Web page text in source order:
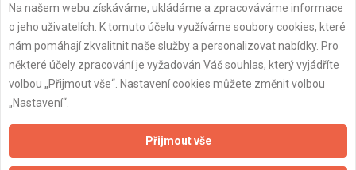
Aktualizováno z portálu ARES dne 01.01.2024 22:30:15
Naše firmy a řemeslníci
Zpracování a ochrana osobních údajů
Na našem webu získáváme, ukládáme a zpracováváme informace
o jeho uživatelích. K tomuto účelu využíváme soubory cookies, které
nám pomáhají zkvalitnit naše služby a personalizovat nabídky. Pro
některé účely zpracování je vyžadován Váš souhlas, který vyjádříte
volbou „Přijmout vše“. Nastavení cookies můžete změnit volbou
„Nastavení“.
Přijmout vše